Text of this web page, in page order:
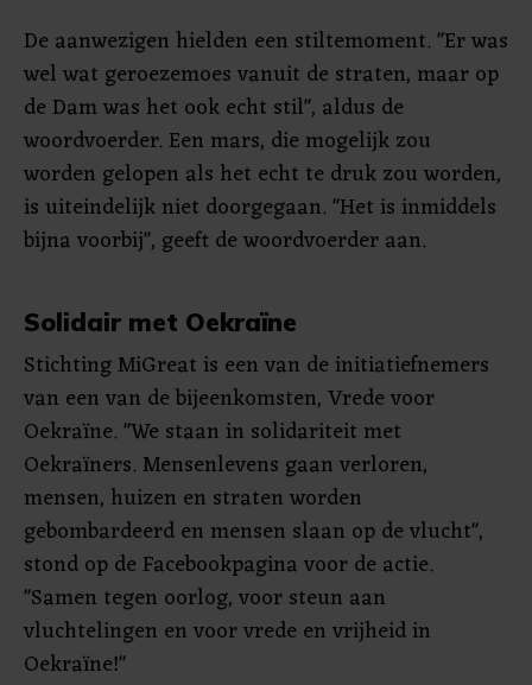
De aanwezigen hielden een stiltemoment. "Er was
wel wat geroezemoes vanuit de straten, maar op
de Dam was het ook echt stil", aldus de
woordvoerder. Een mars, die mogelijk zou
worden gelopen als het echt te druk zou worden,
is uiteindelijk niet doorgegaan. "Het is inmiddels
bijna voorbij", geeft de woordvoerder aan.
Solidair met Oekraïne
Stichting MiGreat is een van de initiatiefnemers
van een van de bijeenkomsten, Vrede voor
Oekraïne. "We staan in solidariteit met
Oekraïners. Mensenlevens gaan verloren,
mensen, huizen en straten worden
gebombardeerd en mensen slaan op de vlucht",
stond op de Facebookpagina voor de actie.
"Samen tegen oorlog, voor steun aan
vluchtelingen en voor vrede en vrijheid in
Oekraïne!"